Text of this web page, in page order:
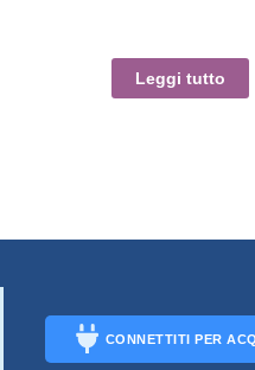
Leggi tutto
CONNETTITI PER